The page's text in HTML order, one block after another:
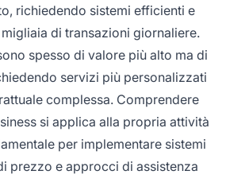
richiedendo sistemi efficienti e
di transazioni giornaliere.
spesso di valore più alto ma di
servizi più personalizzati
complessa. Comprendere
si applica alla propria attività
per implementare sistemi
prezzo e approcci di assistenza